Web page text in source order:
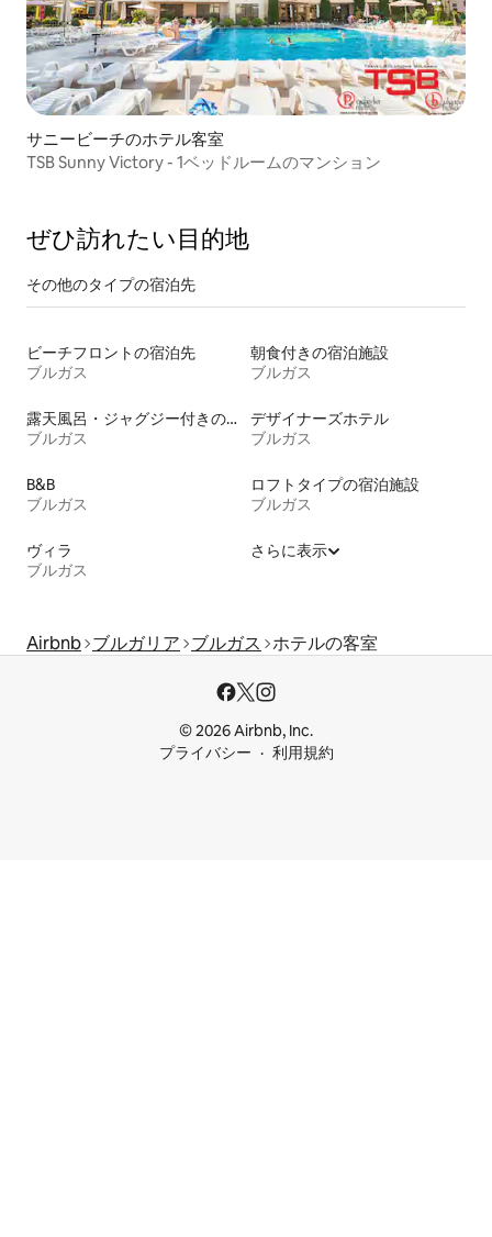
サニービーチのホテル客室
TSB Sunny Victory - 1ベッドルームのマンション
ぜひ訪⁠れ⁠た⁠い目⁠的⁠地
その他のタ⁠イ⁠プ⁠の宿⁠泊⁠先
ビーチフロントの宿泊先
ブルガス
朝食付きの宿泊施設
ブルガス
露天風呂・ジャグジー付きの宿泊施設
ブルガス
デザイナーズホテル
ブルガス
B&B
ブルガス
ロフトタイプの宿泊施設
ブルガス
ヴィラ
ブルガス
さらに表示
Airbnb ブルガリア ブルガス ホテルの客室
© 2026 Airbnb, Inc.
プライバシー
利用規約